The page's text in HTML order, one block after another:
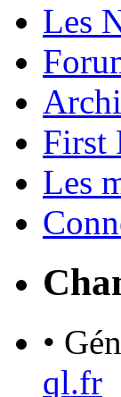
Les
First
Les
•
ql.fr